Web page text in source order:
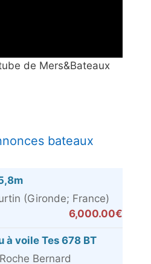
de Mers&Bateaux
bateaux
(Gironde; France)
6,000.00€
à voile Tes 678 BT
Bernard